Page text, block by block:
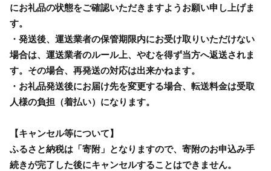
にお礼品の状態をご確認いただきますようお願い申し上げま
す。
・発送後、運送業者の保管期限内にお受け取りいただけない
場合は、運送業者のルール上、やむを得ず当方へ返送されま
す。その場合、再発送の対応は出来かねます。
・お礼品発送後にお届け先を変更する場合、転送料金は受取
人様の負担（着払い）になります。
【キャンセル等について】
ふるさと納税は「寄附」となりますので、寄附のお申込み手
続きが完了した後にキャンセルすることはできません。